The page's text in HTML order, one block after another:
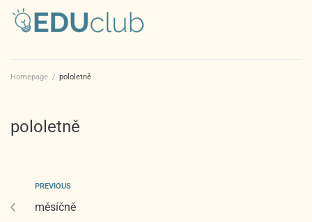
Homepage / pololetně
pololetně
PREVIOUS
měsíčně